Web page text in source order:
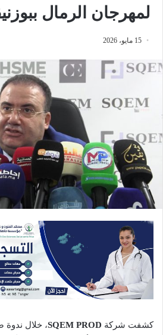
لمهرجان الرمال
15 مايو، 2026
كشفت شركة SQEM PROD، خلال ندوة